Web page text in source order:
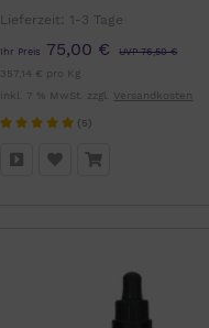
Lieferzeit: 1-3 Tage
Ihr Preis 75,00 € UVP 76,50 €
357,14 € pro Kg
inkl. 7 % MwSt. zzgl.
Versandkosten
(5)